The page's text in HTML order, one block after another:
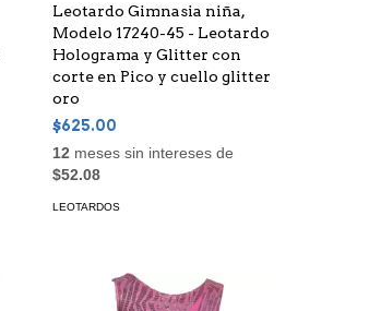
Leotardo Gimnasia niña,
Modelo 17240-45 - Leotardo
Holograma y Glitter con
corte en Pico y cuello glitter
oro
$625.00
12 meses sin intereses de
$52.08
LEOTARDOS